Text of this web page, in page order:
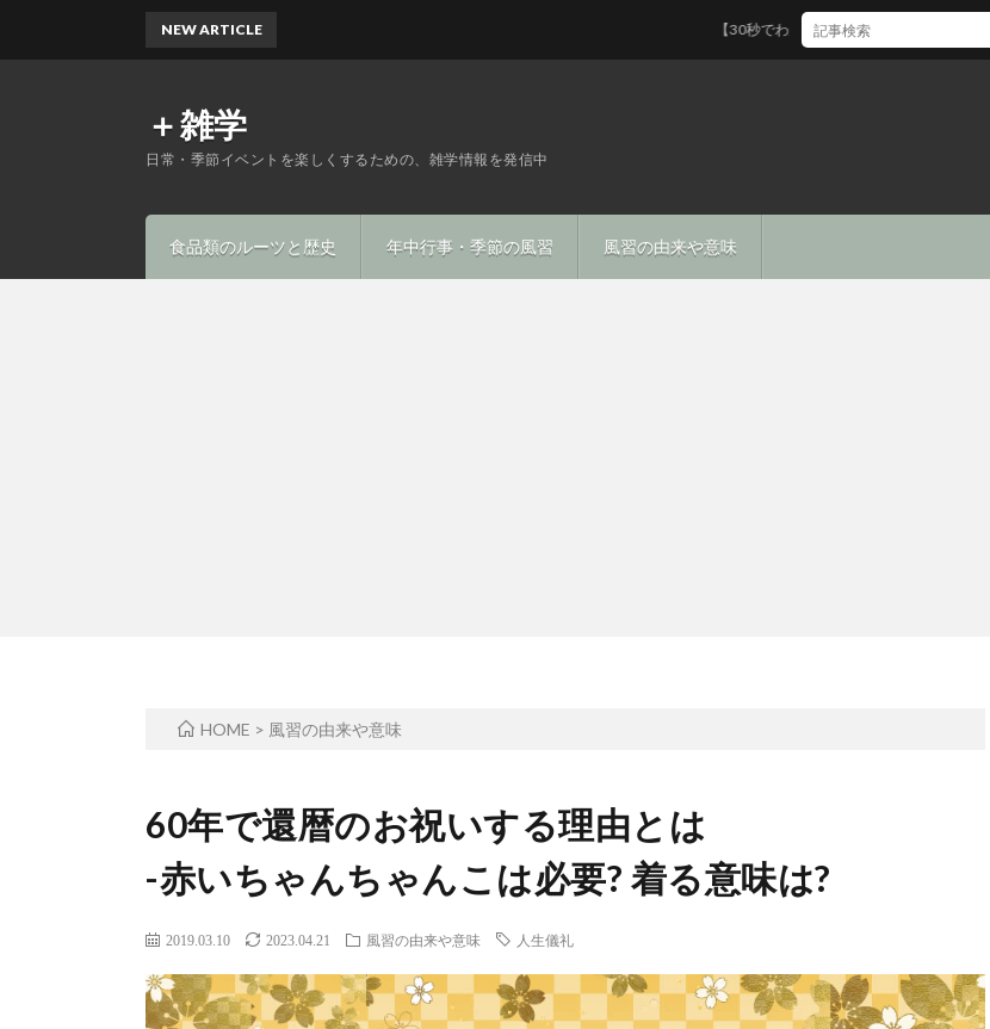
＋雑学
日常・季節イベントを楽しくするための、雑学情報を発信中
食品類のルーツと歴史 年中行事・季節の風習 風習の由来や意味
NEW ARTICLE 【30秒でわかる】マフィンの種類と歴史・ルーツとは
HOME > 風習の由来や意味
60年で還暦のお祝いする理由とは
-赤いちゃんちゃんこは必要? 着る意味は?
2019.03.10 2023.04.21 風習の由来や意味 人生儀礼